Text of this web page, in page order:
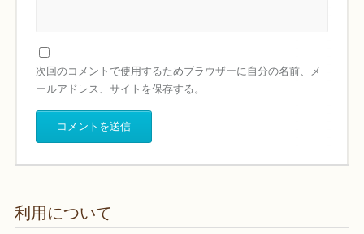
次回のコメントで使用するためブラウザーに自分の名前、メ
ールアドレス、サイトを保存する。
利用について